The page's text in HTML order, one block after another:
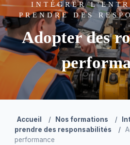
INTÉGRER
PRENDRE DES
Adopter des
Accueil / Nos formations /
prendre des responsabilités
/
performance